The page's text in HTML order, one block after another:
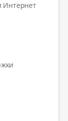
Интернет